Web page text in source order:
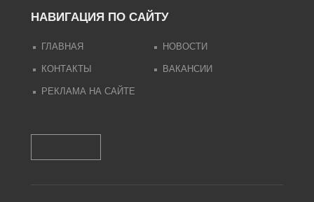
НАВИГАЦИЯ ПО САЙТУ
ГЛАВНАЯ НОВОСТИ
КОНТАКТЫ ВАКАНСИИ
РЕКЛАМА НА САЙТЕ